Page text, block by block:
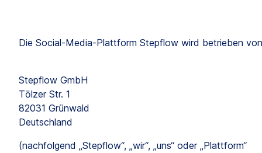
Die Social-Media-Plattform Stepflow wird betrieben
Stepflow GmbH
Tölzer Str. 1
82031 Grünwald
Deutschland
(nachfolgend „Stepflow“, „wir“, „uns“ oder „Plattform“